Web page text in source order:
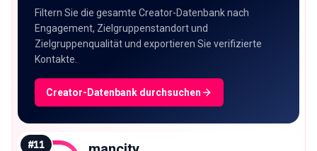
Filtern Sie die gesamte Creator-Datenbank nach
Engagement, Zielgruppenstandort und
Zielgruppenqualität und exportieren Sie verifizierte
Kontakte.
Creator-Datenbank durchsuchen
#11